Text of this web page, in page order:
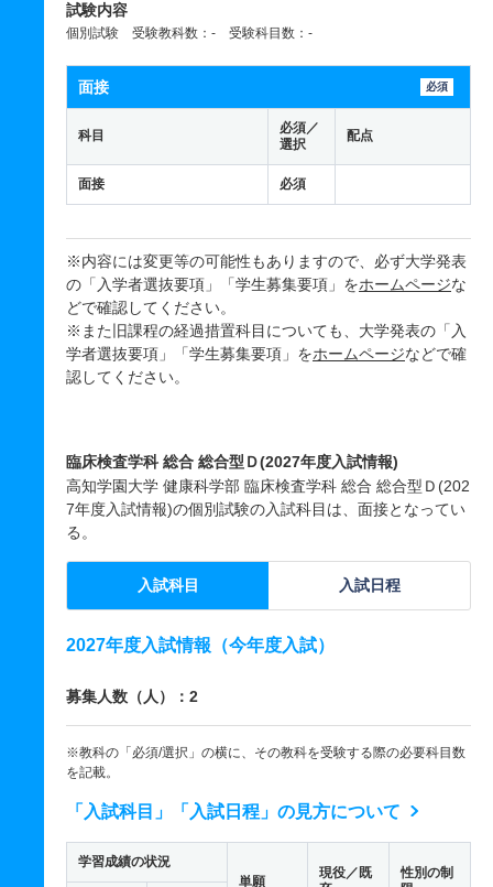
試験内容
個別試験 受験教科数：- 受験科目数：-
面接 必須
科目
必須／
選択
配点
面接 必須
※内容には変更等の可能性もありますので、必ず大学発表
の「入学者選抜要項」「学生募集要項」をホームページな
どで確認してください。
※また旧課程の経過措置科目についても、大学発表の「入
学者選抜要項」「学生募集要項」をホームページなどで確
認してください。
臨床検査学科 総合 総合型Ｄ(2027年度入試情報)
高知学園大学 健康科学部 臨床検査学科 総合 総合型Ｄ(202
7年度入試情報)の個別試験の入試科目は、面接となってい
る。
入試科目 入試日程
2027年度入試情報（今年度入試）
募集人数（人）：2
※教科の「必須/選択」の横に、その教科を受験する際の必要科目数
を記載。
「入試科目」「入試日程」の見方について
学習成績の状況
単願
現役／既
性別の制